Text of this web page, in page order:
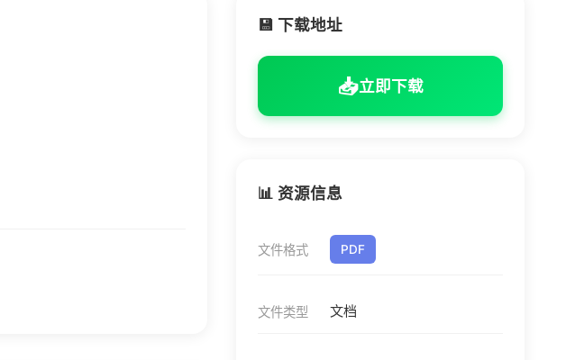
💾 下载地址
📥立即下载
📊 资源信息
文件格式 PDF
文件类型 文档